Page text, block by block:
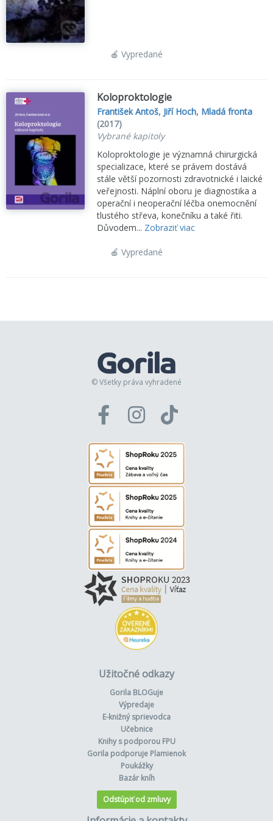
🍎 Vypredané
Koloproktologie
František Antoš, Jiří Hoch, Mladá fronta
(2017)
Vybrané kapitoly
Koloproktologie je významná chirurgická
specializace, které se právem dostává
stále větší pozornosti zdravotnické i laické
veřejnosti. Náplní oboru je diagnostika a
operační i neoperační léčba onemocnění
tlustého střeva, konečníku a také řiti.
Důvodem... Zobraziť viac
🍎 Vypredané
© Všetky práva vyhradené
Užitočné odkazy
Gorila BLOGuje
Výpredaje
E-knižný sprievodca
Učebnice
Knihy s podporou FPU
Gorila podporuje Plamienok
Poukážky
Bazár kníh
Odstúpiť od zmluvy